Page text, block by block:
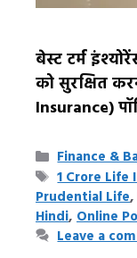
बेस्ट टर्म
को सुरक्षित
Insurance)
Categories
Finance &
Tags
1 Crore Life
Prudential Life,
Hindi, Online
Leave a